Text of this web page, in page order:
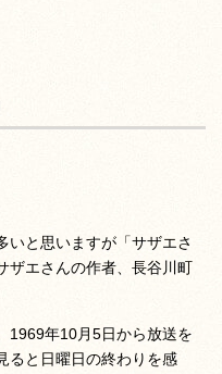
いと思いますが「サザエさ
ザエさんの作者、長谷川町
1969年10月5日から放送を
ると日曜日の終わりを感